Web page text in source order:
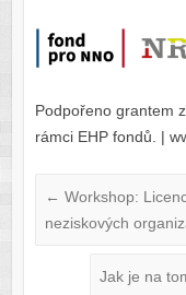
Podpořeno grantem
rámci EHP fondů. |
← Workshop:
neziskových
Jak je na